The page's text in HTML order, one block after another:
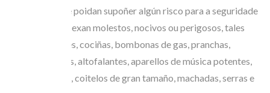
maquinaria que poidan supoñer algún risco para a seguridade
cidadá ou que sexan molestos, nocivos ou perigosos, tales
como xeradores, cociñas, bombonas de gas, pranchas,
neveiras, fornos, altofalantes, aparellos de música potentes,
amplificadores, coitelos de gran tamaño, machadas, serras e